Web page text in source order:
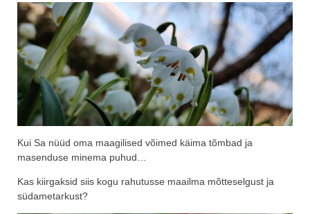
Kui Sa nüüd oma maagilised võimed käima tõmbad ja
masenduse minema puhud…
Kas kiirgaksid siis kogu rahutusse maailma mõtteselgust ja
südametarkust?